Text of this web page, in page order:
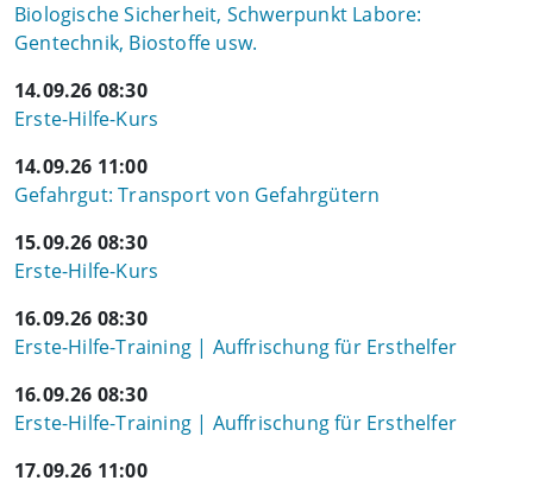
Biologische Sicherheit, Schwerpunkt Labore:
Gentechnik, Biostoffe usw.
14.09.26 08:30
Erste-Hilfe-Kurs
14.09.26 11:00
Gefahrgut: Transport von Gefahrgütern
15.09.26 08:30
Erste-Hilfe-Kurs
16.09.26 08:30
Erste-Hilfe-Training | Auffrischung für Ersthelfer
16.09.26 08:30
Erste-Hilfe-Training | Auffrischung für Ersthelfer
17.09.26 11:00